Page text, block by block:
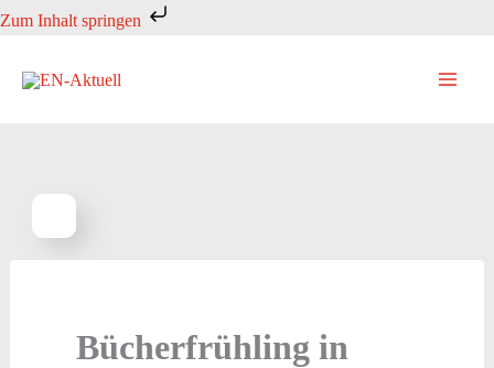
Zum Inhalt springen
Zum
springen
Bücherfrühling in